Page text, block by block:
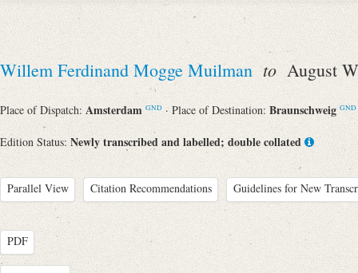
Willem Ferdinand Mogge Muilman to August
Place of Dispatch: Amsterdam GND · Place of Destination: Braunschweig GND
Edition Status: Newly transcribed and labelled; double collated
Parallel View Citation Recommendations Guidelines for New
PDF